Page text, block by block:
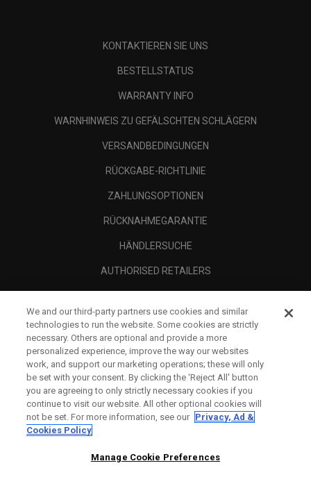
KONTAKTIEREN SIE UNS
BESTELLSTATUS
WARRANTY INFO
WARNHINWEIS ZU GEFÄLSCHTEN SCHLÄGERN
VERSANDBEDINGUNGEN
RÜCKGABE-RICHTLINIE
ZAHLUNGSOPTIONEN
RÜCKNAHMEGARANTIE
HÄNDLERSUCHE
AUTHORISED RETAILERS
UNTERNEHMENSPROFIL
RECHTLICHES-
We and our third-party partners use cookies and similar
technologies to run the website. Some cookies are strictly
necessary. Others are optional and provide a more
personalized experience, improve the way our websites
work, and support our marketing operations; these will only
be set with your consent. By clicking the ‘Reject All' button
you are agreeing to only strictly necessary cookies if you
continue to visit our website. All other optional cookies will
not be set. For more information, see our Privacy, Ad &
Cookies Policy
Manage Cookie Preferences